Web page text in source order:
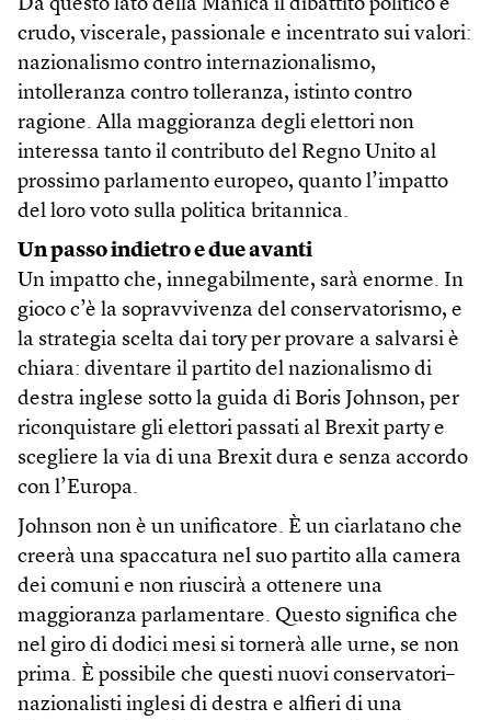
Da questo lato della Manica il dibattito politico è
crudo, viscerale, passionale e incentrato sui valori:
nazionalismo contro internazionalismo,
intolleranza contro tolleranza, istinto contro
ragione. Alla maggioranza degli elettori non
interessa tanto il contributo del Regno Unito al
prossimo parlamento europeo, quanto l’impatto
del loro voto sulla politica britannica.
Un passo indietro e due avanti
Un impatto che, innegabilmente, sarà enorme. In
gioco c’è la sopravvivenza del conservatorismo, e
la strategia scelta dai tory per provare a salvarsi è
chiara: diventare il partito del nazionalismo di
destra inglese sotto la guida di Boris Johnson, per
riconquistare gli elettori passati al Brexit party e
scegliere la via di una Brexit dura e senza accordo
con l’Europa.
Johnson non è un unificatore. È un ciarlatano che
creerà una spaccatura nel suo partito alla camera
dei comuni e non riuscirà a ottenere una
maggioranza parlamentare. Questo significa che
nel giro di dodici mesi si tornerà alle urne, se non
prima. È possibile che questi nuovi conservatori–
nazionalisti inglesi di destra e alfieri di una